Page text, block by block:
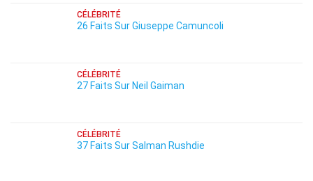
CÉLÉBRITÉ
26 Faits Sur Giuseppe Camuncoli
CÉLÉBRITÉ
27 Faits Sur Neil Gaiman
CÉLÉBRITÉ
37 Faits Sur Salman Rushdie